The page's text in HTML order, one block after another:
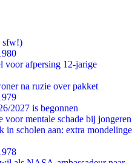
sfw!)
voor afpersing 12-jarige
na ruzie over pakket
2027 is begonnen
mentale schade bij jongeren
in scholen aan: extra mondelinge